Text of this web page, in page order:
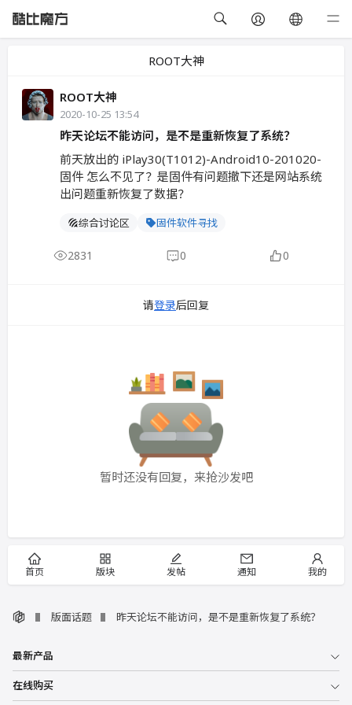
ROOT大神
ROOT大神
2020-10-25 13:54
昨天论坛不能访问，是不是重新恢复了系统？
前天放出的 iPlay30(T1012)-Android10-201020-
固件 怎么不见了？是固件有问题撤下还是网站系统
出问题重新恢复了数据？
综合讨论区 固件软件寻找
2831 0 0
请登录后回复
暂时还没有回复，来抢沙发吧
首页 版块 发帖 通知 我的
版面话题 昨天论坛不能访问，是不是重新恢复了系统？
最新产品
在线购买